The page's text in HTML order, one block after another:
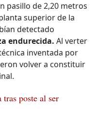
pasillo de 2,20 metros
superior de la
detectado
endurecida. Al verter
inventada por
volver a constituir
tras poste al ser